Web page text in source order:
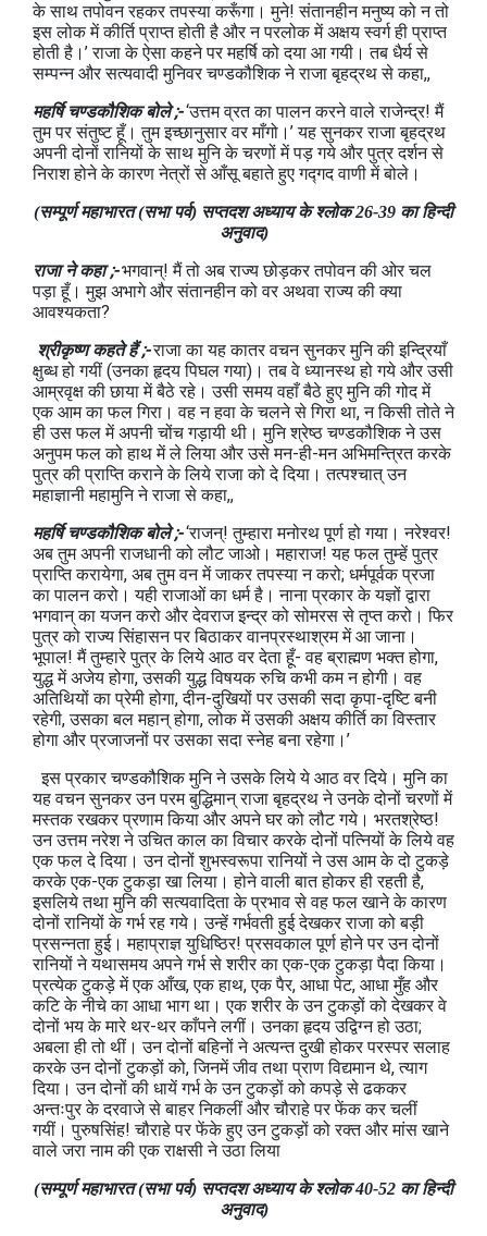
के साथ तपोवन रहकर तपस्या करूँगा। मुने! संतानहीन मनुष्य को न तो
इस लोक में कीर्ति प्राप्त होती है और न परलोक में अक्षय स्वर्ग ही प्राप्त
होती है।’ राजा के ऐसा कहने पर महर्षि को दया आ गयी। तब धैर्य से
सम्पन्न और सत्यवादी मुनिवर चण्डकौशिक ने राजा बृहद्रथ से कहा,,
महर्षि चण्डकौशिक बोले ;-‘उत्तम व्रत का पालन करने वाले राजेन्द्र! मैं
तुम पर संतुष्ट हूँ। तुम इच्छानुसार वर माँगो।’ यह सुनकर राजा बृहद्रथ
अपनी दोनों रानियों के साथ मुनि के चरणों में पड़ गये और पुत्र दर्शन से
निराश होने के कारण नेत्रों से आँसू बहाते हुए गद्गद वाणी में बोले।
(सम्पूर्ण महाभारत (सभा पर्व) सप्तदश अध्याय के श्लोक 26-39 का हिन्दी
अनुवाद)
राजा ने कहा ;-भगवान्! मैं तो अब राज्य छोड़कर तपोवन की ओर चल
पड़ा हूँ। मुझ अभागे और संतानहीन को वर अथवा राज्य की क्या
आवश्यकता?
श्रीकृष्ण कहते हैं ;-राजा का यह कातर वचन सुनकर मुनि की इन्द्रियाँ
क्षुब्ध हो गयीं (उनका हृदय पिघल गया)। तब वे ध्यानस्थ हो गये और उसी
आम्रवृक्ष की छाया में बैठे रहे। उसी समय वहाँ बैठे हुए मुनि की गोद में
एक आम का फल गिरा। वह न हवा के चलने से गिरा था, न किसी तोते ने
ही उस फल में अपनी चोंच गड़ायी थी। मुनि श्रेष्ठ चण्डकौशिक ने उस
अनुपम फल को हाथ में ले लिया और उसे मन-ही-मन अभिमन्त्रित करके
पुत्र की प्राप्ति कराने के लिये राजा को दे दिया। तत्पश्चात् उन
महाज्ञानी महामुनि ने राजा से कहा,,
महर्षि चण्डकौशिक बोले ;-‘राजन्! तुम्हारा मनोरथ पूर्ण हो गया। नरेश्वर!
अब तुम अपनी राजधानी को लौट जाओ। महाराज! यह फल तुम्हें पुत्र
प्राप्ति करायेगा, अब तुम वन में जाकर तपस्या न करो; धर्मपूर्वक प्रजा
का पालन करो। यही राजाओं का धर्म है। नाना प्रकार के यज्ञों द्वारा
भगवान् का यजन करो और देवराज इन्द्र को सोमरस से तृप्त करो। फिर
पुत्र को राज्य सिंहासन पर बिठाकर वानप्रस्थाश्रम में आ जाना।
भूपाल! मैं तुम्हारे पुत्र के लिये आठ वर देता हूँ- वह ब्राह्मण भक्त होगा,
युद्ध में अजेय होगा, उसकी युद्ध विषयक रुचि कभी कम न होगी। वह
अतिथियों का प्रेमी होगा, दीन-दुखियों पर उसकी सदा कृपा-दृष्टि बनी
रहेगी, उसका बल महान् होगा, लोक में उसकी अक्षय कीर्ति का विस्तार
होगा और प्रजाजनों पर उसका सदा स्नेह बना रहेगा।’
इस प्रकार चण्डकौशिक मुनि ने उसके लिये ये आठ वर दिये। मुनि का
यह वचन सुनकर उन परम बुद्धिमान् राजा बृहद्रथ ने उनके दोनों चरणों में
मस्तक रखकर प्रणाम किया और अपने घर को लौट गये। भरतश्रेष्ठ!
उन उत्तम नरेश ने उचित काल का विचार करके दोनों पत्नियों के लिये वह
एक फल दे दिया। उन दोनों शुभस्वरूपा रानियों ने उस आम के दो टुकड़े
करके एक-एक टुकड़ा खा लिया। होने वाली बात होकर ही रहती है,
इसलिये तथा मुनि की सत्यवादिता के प्रभाव से वह फल खाने के कारण
दोनों रानियों के गर्भ रह गये। उन्हें गर्भवती हुई देखकर राजा को बड़ी
प्रसन्नता हुई। महाप्राज्ञ युधिष्ठिर! प्रसवकाल पूर्ण होने पर उन दोनों
रानियों ने यथासमय अपने गर्भ से शरीर का एक-एक टुकड़ा पैदा किया।
प्रत्येक टुकड़े में एक आँख, एक हाथ, एक पैर, आधा पेट, आधा मुँह और
कटि के नीचे का आधा भाग था। एक शरीर के उन टुकड़ों को देखकर वे
दोनों भय के मारे थर-थर काँपने लगीं। उनका हृदय उद्विग्न हो उठा;
अबला ही तो थीं। उन दोनों बहिनों ने अत्यन्त दुखी होकर परस्पर सलाह
करके उन दोनों टुकड़ों को, जिनमें जीव तथा प्राण विद्यमान थे, त्याग
दिया। उन दोनों की धायें गर्भ के उन टुकड़ों को कपड़े से ढककर
अन्तःपुर के दरवाजे से बाहर निकलीं और चौराहे पर फेंक कर चलीं
गयीं। पुरुषसिंह! चौराहे पर फेंके हुए उन टुकड़ों को रक्त और मांस खाने
वाले जरा नाम की एक राक्षसी ने उठा लिया
(सम्पूर्ण महाभारत (सभा पर्व) सप्तदश अध्याय के श्लोक 40-52 का हिन्दी
अनुवाद)